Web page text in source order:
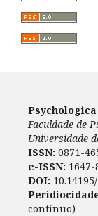
Psychologica
Faculdade de
Universidade
ISSN: 0871-
e-ISSN:
DOI:
contínuo)